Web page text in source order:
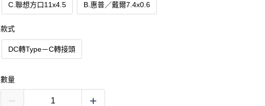
C.聯想方口11x4.5 B.惠普／戴爾7.4x0.6
款式
DC轉Type－C轉接頭
數量